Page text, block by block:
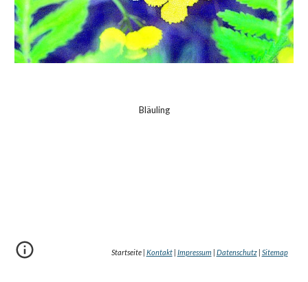
Bläuling
Startseite | Kontakt| Impressum | Datenschutz| Sitemap